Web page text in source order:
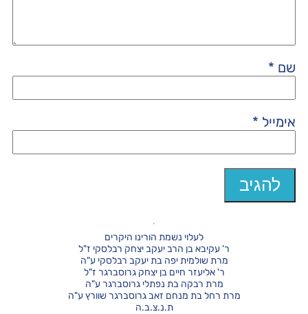
שם *
אימייל *
לעלוי נשמת הורינו היקרים
ר' עקיבא בן הרב יעקב יצחק רבלסקי ז"ל
מרת שולמית יפה בת יעקב רבלסקי ע"ה
ר' אליעזר חיים בן יצחק גרוסברגר ז"ל
מרת רבקה בת נפתלי גרוסברגר ע"ה
מרת רחל בת מנחם זאב גרוסברגר שוורץ ע"ה
ת.נ.צ.ב.ה